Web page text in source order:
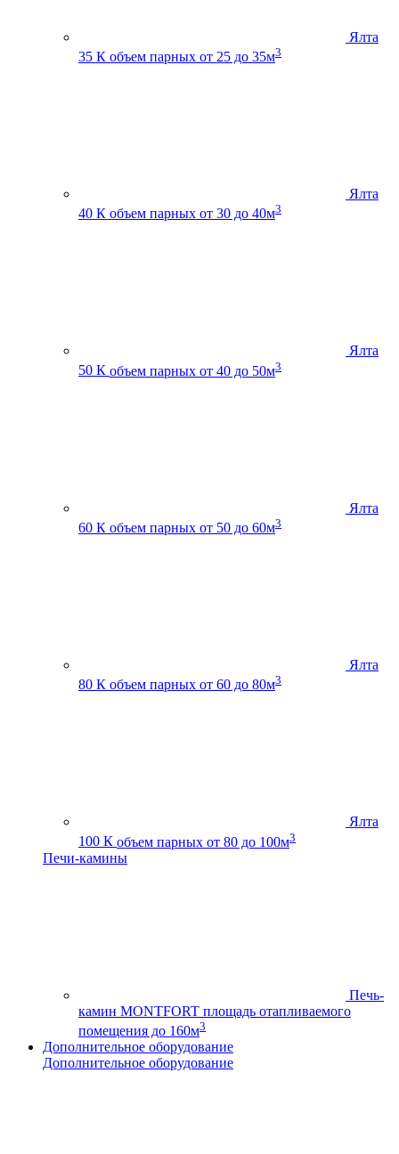
Ялта
35 К объем парных от 25 до 35м3
Ялта
40 К объем парных от 30 до 40м3
Ялта
50 К объем парных от 40 до 50м3
Ялта
60 К объем парных от 50 до 60м3
Ялта
80 К объем парных от 60 до 80м3
Ялта
100 К объем парных от 80 до 100м3
Печи-камины
Печь-
камин MONTFORT площадь отапливаемого
помещения до 160м3
Дополнительное оборудование
Дополнительное оборудование